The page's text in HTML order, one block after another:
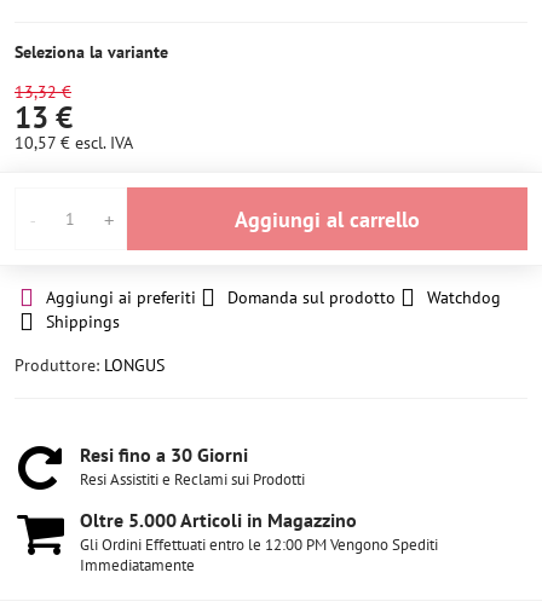
Seleziona la variante
13,32 €
13 €
10,57 € escl. IVA
Aggiungi al carrello
Aggiungi ai preferiti Domanda sul prodotto
Watchdog
Shippings
Produttore: LONGUS
Resi fino a 30 Giorni
Resi Assistiti e Reclami sui Prodotti
Oltre 5​.000 Articoli in Magazzino
Gli Ordini Effettuati entro le 12:00 PM Vengono Spediti
Immediatamente